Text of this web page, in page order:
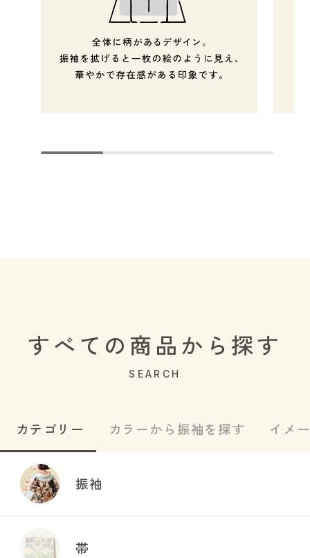
すべての商品から探す
SEARCH
カテゴリー カラーから振袖を探す イメ
振袖
帯